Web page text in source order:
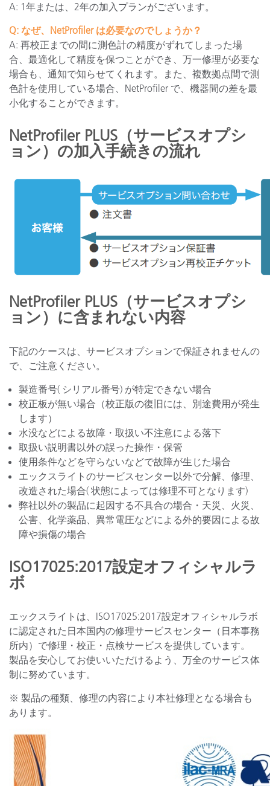
A: 1年または、2年の加入プランがございます。
Q: なぜ、NetProfiler は必要なのでしょうか？
A: 再校正までの間に測色計の精度がずれてしまった場
合、最適化して精度を保つことができ、万一修理が必要な
場合も、通知で知らせてくれます。また、複数拠点間で測
色計を使用している場合、NetProfiler で、機器間の差を最
小化することができます。
NetProfiler PLUS（サービスオプシ
ョン）の加入手続きの流れ
NetProfiler PLUS（サービスオプシ
ョン）に含まれない内容
下記のケースは、サービスオプションで保証されませんの
で、ご注意ください。
製造番号( シリアル番号) が特定できない場合
校正板が無い場合（校正版の復旧には、別途費用が発生
します）
水没などによる故障・取扱い不注意による落下
取扱い説明書以外の誤った操作・保管
使用条件などを守らないなどで故障が生じた場合
エックスライトのサービスセンター以外で分解、修理、
改造された場合( 状態によっては修理不可となります)
弊社以外の製品に起因する不具合の場合・天災、火災、
公害、化学薬品、異常電圧などによる外的要因による故
障や損傷の場合
ISO17025:2017設定オフィシャルラ
ボ
エックスライトは、ISO17025:2017設定オフィシャルラボ
に認定された日本国内の修理サービスセンター（日本事務
所内）で修理・校正・点検サービスを提供しています。
製品を安心してお使いいただけるよう、万全のサービス体
制に努めています。
※ 製品の種類、修理の内容により本社修理となる場合も
あります。